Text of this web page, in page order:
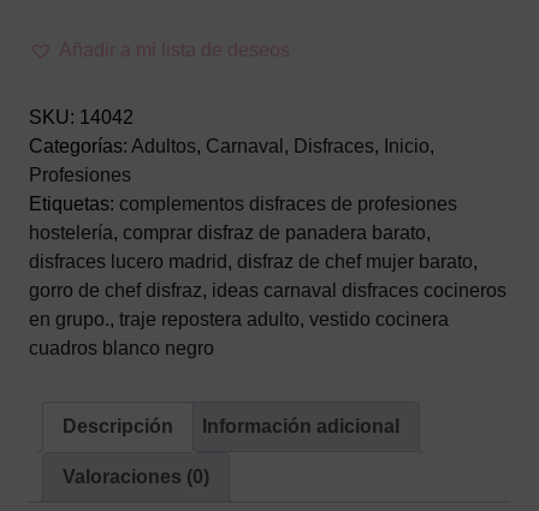
–
de
Chef
y
Repostera
con
Vestido
Gorro
cantidad
Añadir a mi lista de deseos
SKU: 14042
Categorías: Adultos, Carnaval , Disfraces, Inicio,
Profesiones
Etiquetas: complementos disfraces de profesiones
hostelería, comprar disfraz de panadera barato,
disfraces lucero madrid , disfraz de chef mujer barato,
gorro de chef disfraz, ideas carnaval disfraces cocineros
en grupo., traje repostera adulto, vestido cocinera
cuadros blanco negro
Descripción Información adicional
Valoraciones (0)